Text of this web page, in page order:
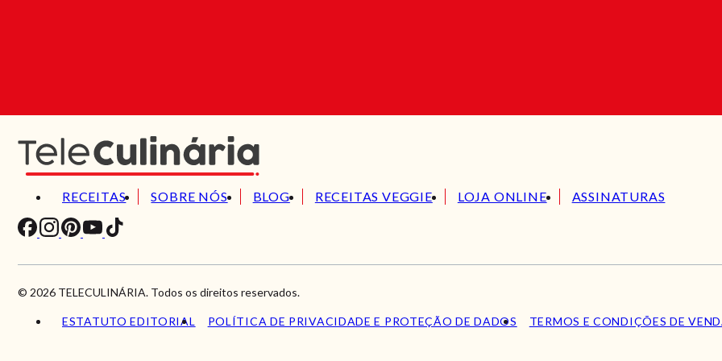
RECEITAS SOBRE NÓS BLOG RECEITAS VEGGIE LOJA ONLINE ASSINATURAS
© 2026 TELECULINÁRIA. Todos os direitos reservados.
ESTATUTO EDITORIAL POLÍTICA DE PRIVACIDADE E PROTEÇÃO DE DADOS TERMOS E CONDIÇÕES DE